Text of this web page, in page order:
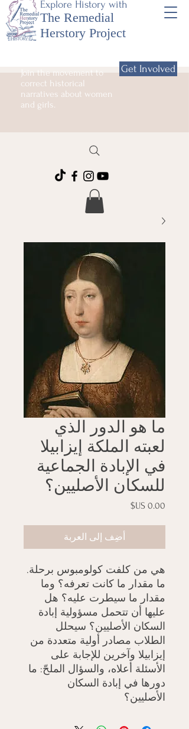
Explore History with
The Remedial
Herstory Project
Join the movement to
correct historical
narratives about women
and girls.
Get Involved
ما هو الدور الذي
لعبته الملكة إيزابيلا
في الإبادة الجماعية
للسكان الأصليين؟
السعر
أضِف إلى العربة
هي من كلفت كولومبوس برحلة.
ما مقدار ما كانت تعرفه؟ وما
مقدار ما سيطرت عليه؟ هل
عليها أن تتحمل مسؤولية إبادة
السكان الأصليين؟ سيحلل
الطلاب مصادر أولية متعددة من
إيزابيلا وآخرين للإجابة على
الأسئلة أعلاه، والسؤال الملحّ: ما
دورها في إبادة السكان
الأصليين؟